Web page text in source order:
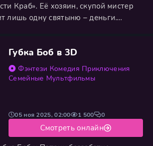
Краб». Её хозяин, скупой мистер
лишь одну святыню – деньги.
звезды Патрика он с азартом
затеям, от ловли медуз до
пузырей. К их
Губка Боб в 3D
Фэнтези Комедия Приключения
Семейные Мультфильмы
05 ноя 2025, 02:00 1 500 0
Смотреть онлайн